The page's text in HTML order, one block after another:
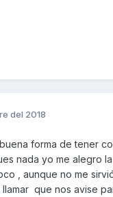
del 2018
forma de tener
nada yo me alegro
, aunque no me
que nos avise